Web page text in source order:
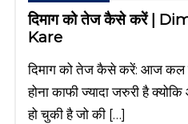
दिमाग को तेज कैसे करें |
Kare
दिमाग को तेज कैसे करें: आज कल
होना काफी ज्यादा जरुरी है
हो चुकी है जो की […]